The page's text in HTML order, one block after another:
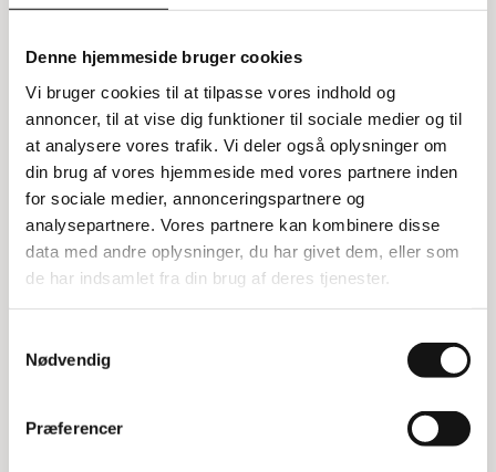
Denne hjemmeside bruger cookies
Vi bruger cookies til at tilpasse vores indhold og
annoncer, til at vise dig funktioner til sociale medier og til
at analysere vores trafik. Vi deler også oplysninger om
din brug af vores hjemmeside med vores partnere inden
for sociale medier, annonceringspartnere og
analysepartnere. Vores partnere kan kombinere disse
data med andre oplysninger, du har givet dem, eller som
de har indsamlet fra din brug af deres tjenester.
Nødvendig
Præferencer
lysegrå polypropylen. Den kommer med hyldebjælker og
Bemærk, at traverser ikke er inkluderet. Denne hylde kan
også bruges sammen med en hjørnekrog for at skabe et
hjørnefag.
Perforerede paneler
De perforerede paneler på denne hylde giver mulighed for
bedre ventilation og gør det nemt at holde hylden ren. Det
er en ideel løsning til opbevaring i både hjemmet og på
Specifikationer:
Inkluderer: Hyldebjælker